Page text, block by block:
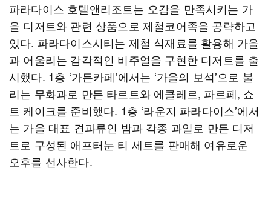
파라다이스 호텔앤리조트는 오감을 만족시키는 가
을 디저트와 관련 상품으로 제철코어족을 공략하고
있다. 파라다이스시티는 제철 식재료를 활용해 가을
과 어울리는 감각적인 비주얼을 구현한 디저트를 출
시했다. 1층 ‘가든카페’에서는 ‘가을의 보석’으로 불
리는 무화과로 만든 타르트와 에클레르, 파르페, 쇼
트 케이크를 준비했다. 1층 ‘라운지 파라다이스’에서
는 가을 대표 견과류인 밤과 각종 과일로 만든 디저
트로 구성된 애프터눈 티 세트를 판매해 여유로운
오후를 선사한다.